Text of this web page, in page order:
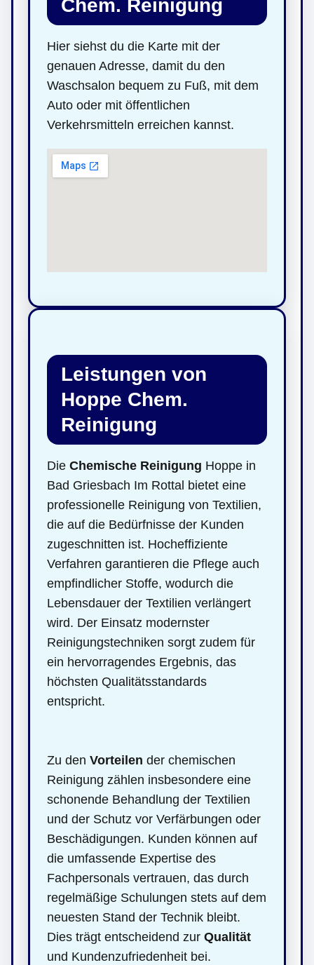
Chem. Reinigung
Hier siehst du die Karte mit der
genauen Adresse, damit du den
Waschsalon bequem zu Fuß, mit dem
Auto oder mit öffentlichen
Verkehrsmitteln erreichen kannst.
Leistungen von
Hoppe Chem.
Reinigung
Die Chemische Reinigung Hoppe in
Bad Griesbach Im Rottal bietet eine
professionelle Reinigung von Textilien,
die auf die Bedürfnisse der Kunden
zugeschnitten ist. Hocheffiziente
Verfahren garantieren die Pflege auch
empfindlicher Stoffe, wodurch die
Lebensdauer der Textilien verlängert
wird. Der Einsatz modernster
Reinigungstechniken sorgt zudem für
ein hervorragendes Ergebnis, das
höchsten Qualitätsstandards
entspricht.
Zu den Vorteilen der chemischen
Reinigung zählen insbesondere eine
schonende Behandlung der Textilien
und der Schutz vor Verfärbungen oder
Beschädigungen. Kunden können auf
die umfassende Expertise des
Fachpersonals vertrauen, das durch
regelmäßige Schulungen stets auf dem
neuesten Stand der Technik bleibt.
Dies trägt entscheidend zur Qualität
und Kundenzufriedenheit bei.